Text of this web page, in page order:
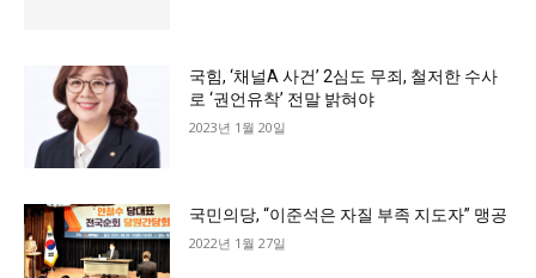
국힘, ‘채널A 사건’ 2심도 무죄, 철저한 수사
로 ‘권언유착’ 전말 밝혀야
2023년 1월 20일
국민의당, “이준석은 자질 부족 지도자” 맹공
2022년 1월 27일